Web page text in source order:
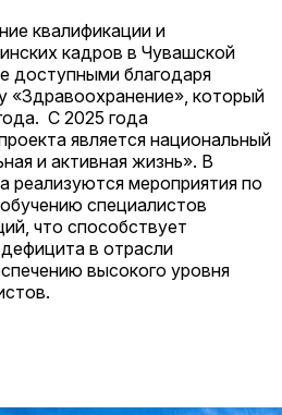
квалификации и
кадров в Чувашской
доступными благодаря
«Здравоохранение», который
С 2025 года
является национальный
и активная жизнь». В
реализуются мероприятия по
специалистов
что способствует
в отрасли
высокого уровня